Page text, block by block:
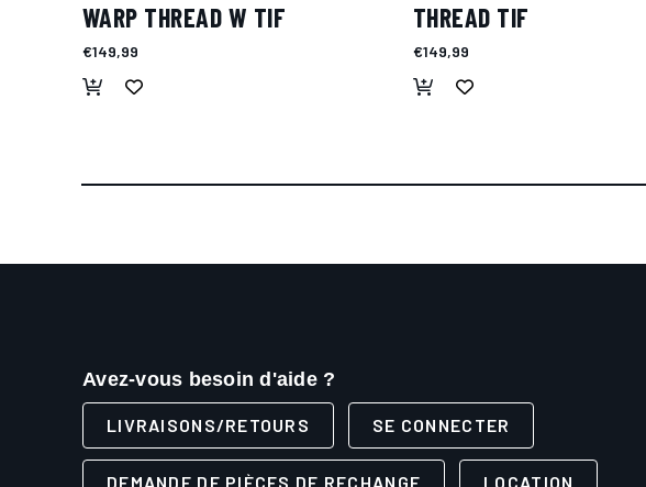
WARP THREAD W TIF
€149,99
THREAD TIF
€149,99
Avez-vous besoin d'aide ?
LIVRAISONS/RETOURS SE CONNECTER
DEMANDE DE PIÈCES DE RECHANGE LOCATION